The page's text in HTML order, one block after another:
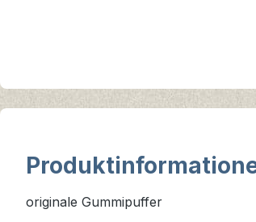
originale Gummipuffer